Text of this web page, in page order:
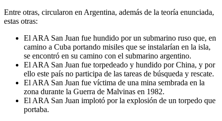
Entre otras, circularon en Argentina, además de la teoría enunciada,
estas otras:
El ARA San Juan fue hundido por un submarino ruso que, en
camino a Cuba portando misiles que se instalarían en la isla,
se encontró en su camino con el submarino argentino.
El ARA San Juan fue torpedeado y hundido por China, y por
ello este país no participa de las tareas de búsqueda y rescate.
El ARA San Juan fue víctima de una mina sembrada en la
zona durante la Guerra de Malvinas en 1982.
El ARA San Juan implotó por la explosión de un torpedo que
portaba.